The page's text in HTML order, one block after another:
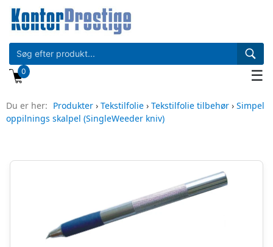
0 ☰
Du er her: Produkter › Tekstilfolie › Tekstilfolie tilbehør › Simpel
oppilnings skalpel (SingleWeeder kniv)